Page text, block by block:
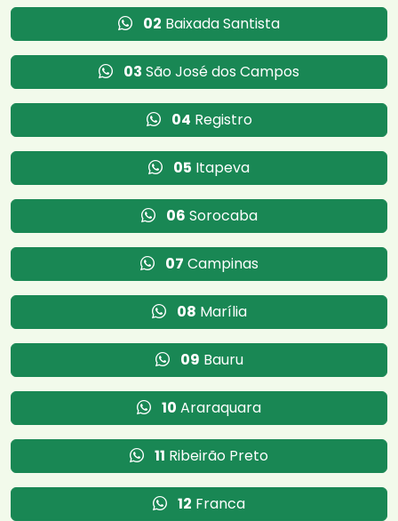
02 Baixada Santista
03 São José dos Campos
04 Registro
05 Itapeva
06 Sorocaba
07 Campinas
08 Marília
09 Bauru
10 Araraquara
11 Ribeirão Preto
12 Franca